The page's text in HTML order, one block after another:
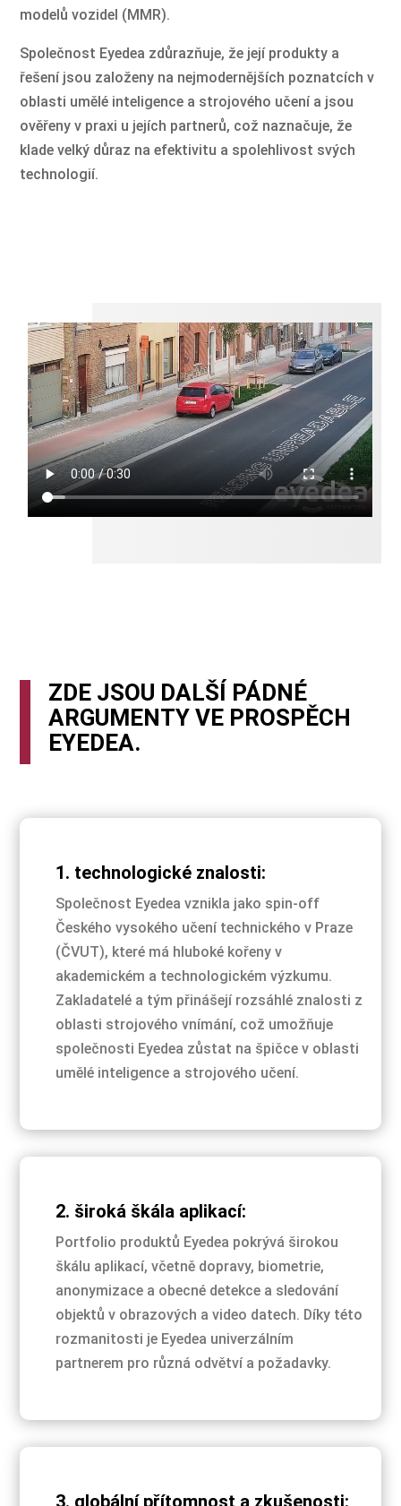
modelů vozidel (MMR).
Společnost Eyedea zdůrazňuje, že její produkty a
řešení jsou založeny na nejmodernějších poznatcích v
oblasti umělé inteligence a strojového učení a jsou
ověřeny v praxi u jejích partnerů, což naznačuje, že
klade velký důraz na efektivitu a spolehlivost svých
technologií.
ZDE JSOU DALŠÍ PÁDNÉ
ARGUMENTY VE PROSPĚCH
EYEDEA.
1. technologické znalosti:
Společnost Eyedea vznikla jako spin-off
Českého vysokého učení technického v Praze
(ČVUT), které má hluboké kořeny v
akademickém a technologickém výzkumu.
Zakladatelé a tým přinášejí rozsáhlé znalosti z
oblasti strojového vnímání, což umožňuje
společnosti Eyedea zůstat na špičce v oblasti
umělé inteligence a strojového učení.
2. široká škála aplikací:
Portfolio produktů Eyedea pokrývá širokou
škálu aplikací, včetně dopravy, biometrie,
anonymizace a obecné detekce a sledování
objektů v obrazových a video datech. Díky této
rozmanitosti je Eyedea univerzálním
partnerem pro různá odvětví a požadavky.